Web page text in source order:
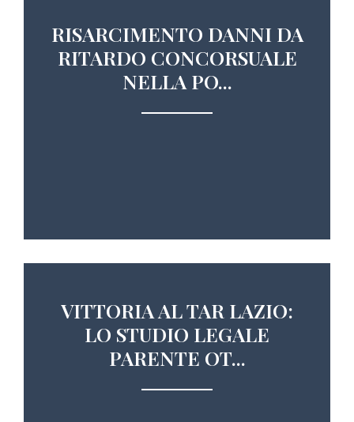
RISARCIMENTO DANNI DA
RITARDO CONCORSUALE
NELLA PO...
VITTORIA AL TAR LAZIO:
LO STUDIO LEGALE
PARENTE OT...